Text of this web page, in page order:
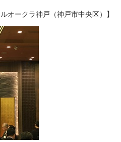
オークラ神戸（神戸市中央区）】